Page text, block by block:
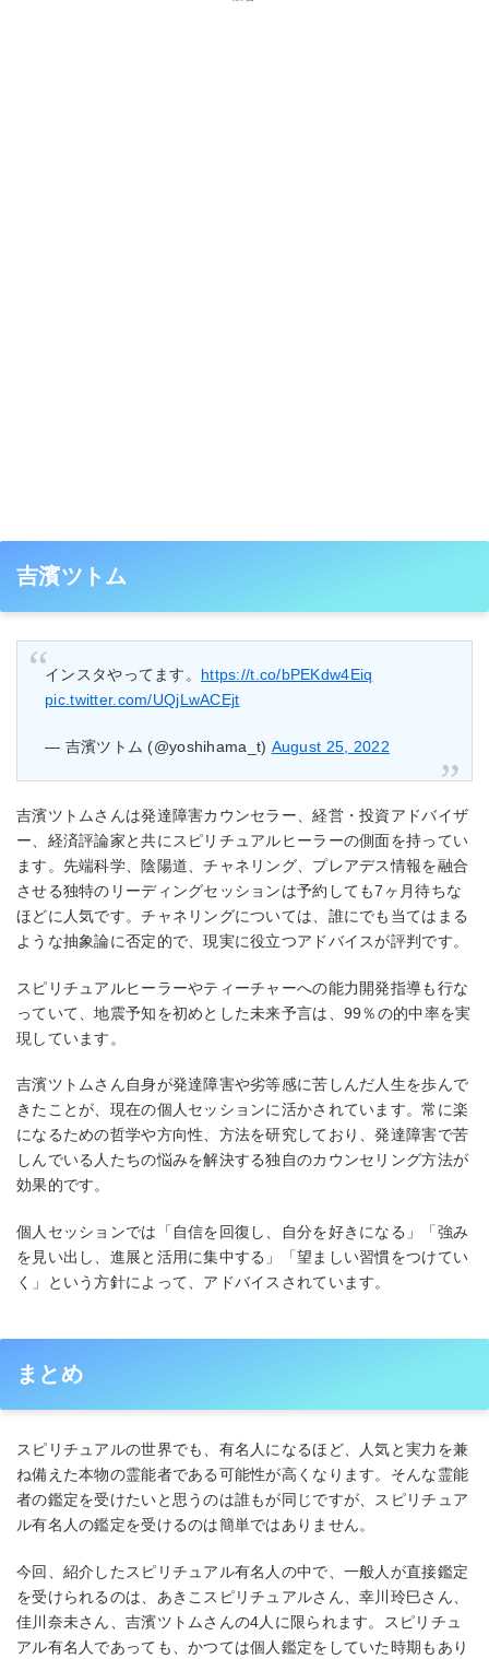
吉濱ツトム
インスタやってます。 https://t.co/bPEKdw4Eiq
pic.twitter.com/UQjLwACEjt
— 吉濱ツトム (@yoshihama_t) August 25, 2022
吉濱ツトムさんは発達障害カウンセラー、経営・投資アドバイザ
ー、経済評論家と共にスピリチュアルヒーラーの側面を持ってい
ます。先端科学、陰陽道、チャネリング、プレアデス情報を融合
させる独特のリーディングセッションは予約しても7ヶ月待ちな
ほどに人気です。チャネリングについては、誰にでも当てはまる
ような抽象論に否定的で、現実に役立つアドバイスが評判です。
スピリチュアルヒーラーやティーチャーへの能力開発指導も行な
っていて、地震予知を初めとした未来予言は、99％の的中率を実
現しています。
吉濱ツトムさん自身が発達障害や劣等感に苦しんだ人生を歩んで
きたことが、現在の個人セッションに活かされています。常に楽
になるための哲学や方向性、方法を研究しており、発達障害で苦
しんでいる人たちの悩みを解決する独自のカウンセリング方法が
効果的です。
個人セッションでは「自信を回復し、自分を好きになる」「強み
を見い出し、進展と活用に集中する」「望ましい習慣をつけてい
く」という方針によって、アドバイスされています。
まとめ
スピリチュアルの世界でも、有名人になるほど、人気と実力を兼
ね備えた本物の霊能者である可能性が高くなります。そんな霊能
者の鑑定を受けたいと思うのは誰もが同じですが、スピリチュア
ル有名人の鑑定を受けるのは簡単ではありません。
今回、紹介したスピリチュアル有名人の中で、一般人が直接鑑定
を受けられるのは、あきこスピリチュアルさん、幸川玲巳さん、
佳川奈未さん、吉濱ツトムさんの4人に限られます。スピリチュ
アル有名人であっても、かつては個人鑑定をしていた時期もあり